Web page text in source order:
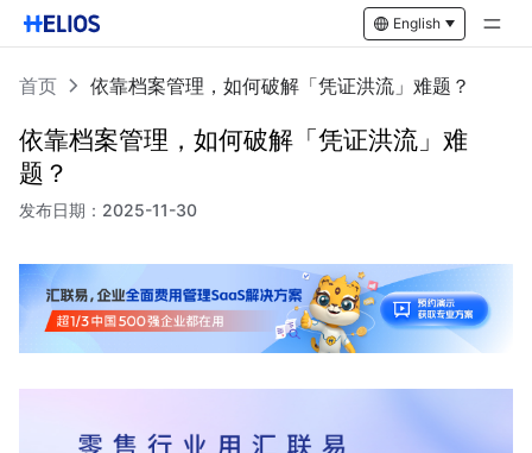
English
首页 依靠档案管理，如何破解「凭证洪流」难题？
依靠档案管理，如何破解「凭证洪流」难
题？
发布日期： 2025-11-30